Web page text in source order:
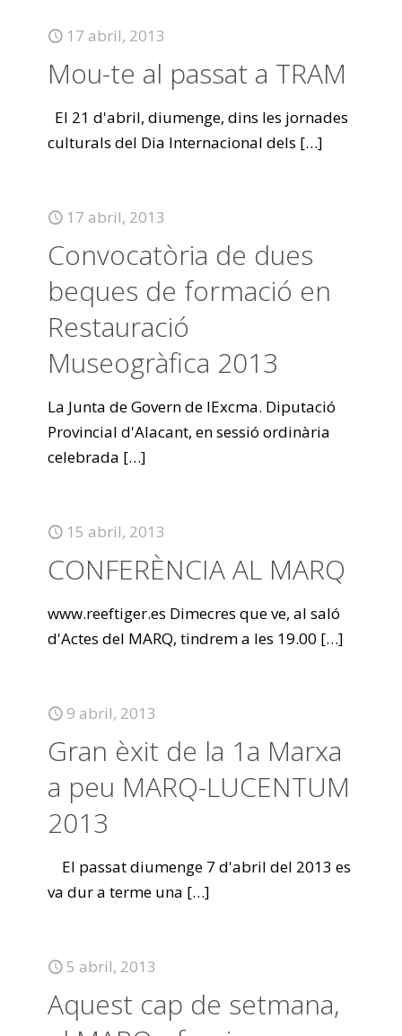
17 abril, 2013
Mou-te al passat a TRAM
El 21 d'abril, diumenge, dins les jornades
culturals del Dia Internacional dels […]
17 abril, 2013
Convocatòria de dues
beques de formació en
Restauració
Museogràfica 2013
La Junta de Govern de lExcma. Diputació
Provincial d'Alacant, en sessió ordinària
celebrada […]
15 abril, 2013
CONFERÈNCIA AL MARQ
www.reeftiger.es Dimecres que ve, al saló
d'Actes del MARQ, tindrem a les 19.00 […]
9 abril, 2013
Gran èxit de la 1a Marxa
a peu MARQ-LUCENTUM
2013
El passat diumenge 7 d'abril del 2013 es
va dur a terme una […]
5 abril, 2013
Aquest cap de setmana,